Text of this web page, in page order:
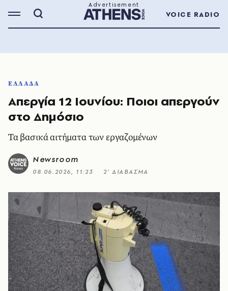
VOICE RADIO
ΕΛΛΑΔΑ
Απεργία 12 Ιουνίου: Ποιοι απεργούν
στο Δημόσιο
Τα βασικά αιτήματα των εργαζομένων
Newsroom
08.06.2026, 11:23 2’ ΔΙΑΒΑΣΜΑ